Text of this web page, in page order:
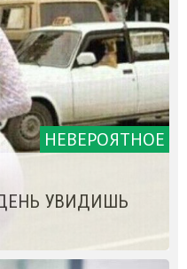
НЕВЕРОЯТНОЕ
УВИДИШЬ